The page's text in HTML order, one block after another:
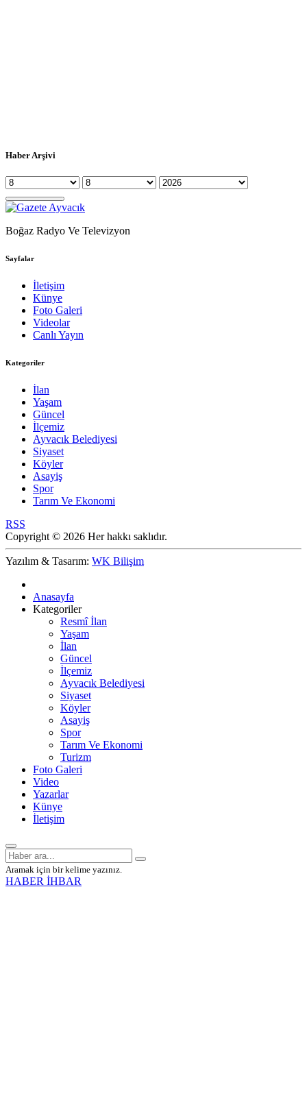
Haber Arşivi
Boğaz Radyo Ve Televizyon
Sayfalar
İletişim
Künye
Foto Galeri
Videolar
Canlı Yayın
Kategoriler
İlan
Yaşam
Güncel
İlçemiz
Ayvacık Belediyesi
Siyaset
Köyler
Asayiş
Spor
Tarım Ve Ekonomi
RSS
Copyright © 2026 Her hakkı saklıdır.
Yazılım & Tasarım: WK Bilişim
Anasayfa
Kategoriler
Resmî İlan
Yaşam
İlan
Güncel
İlçemiz
Ayvacık Belediyesi
Siyaset
Köyler
Asayiş
Spor
Tarım Ve Ekonomi
Turizm
Foto Galeri
Video
Yazarlar
Künye
İletişim
Aramak için bir kelime yazınız.
HABER İHBAR